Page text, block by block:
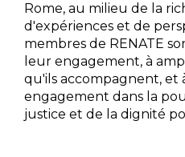
Rome, au milieu de la
d'expériences et de
membres de RENATE
leur engagement, à
qu'ils accompagnent, et
engagement dans la
justice et de la dignité